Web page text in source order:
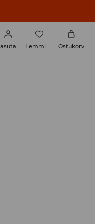
Kasutaja Lemmikud Ostukorv